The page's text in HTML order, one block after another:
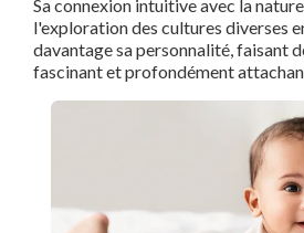
Sa connexion intuitive avec la
l'exploration des cultures diverses
davantage sa personnalité, faisant
fascinant et profondément